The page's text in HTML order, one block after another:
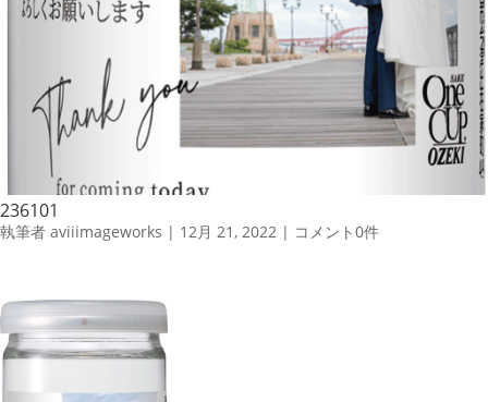
236101
執筆者 aviiimageworks | 12月 21, 2022 | コメント0件